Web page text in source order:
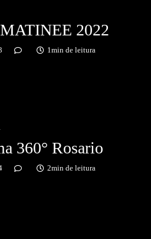
2022
1min de leitura
360° Rosario
2min de leitura